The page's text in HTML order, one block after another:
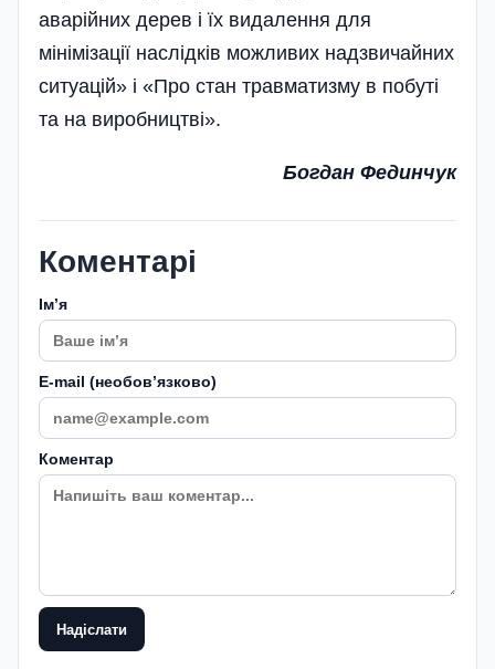
аварійних дерев і їх видалення для
мінімізації наслідків можливих надзвичайних
ситуацій» і «Про стан травматизму в побуті
та на виробництві».
Богдан Фединчук
Коментарі
Імʼя
E-mail (необовʼязково)
Коментар
Надіслати